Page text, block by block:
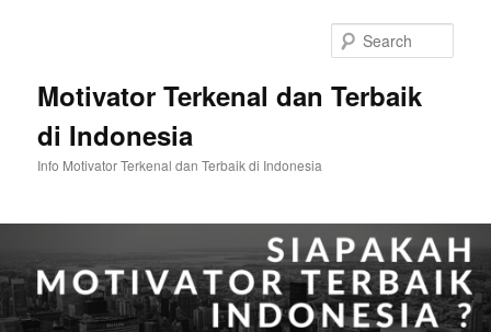
Motivator Terkenal dan Terbaik
di Indonesia
Info Motivator Terkenal dan Terbaik di Indonesia